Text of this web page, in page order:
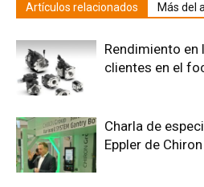
Artículos relacionados Más del
Rendimiento
clientes en el
Charla de
Eppler de Chiron